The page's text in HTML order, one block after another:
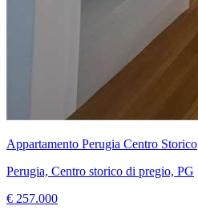
Appartamento Perugia Centro Storico
Perugia, Centro storico di pregio, PG
€ 257.000